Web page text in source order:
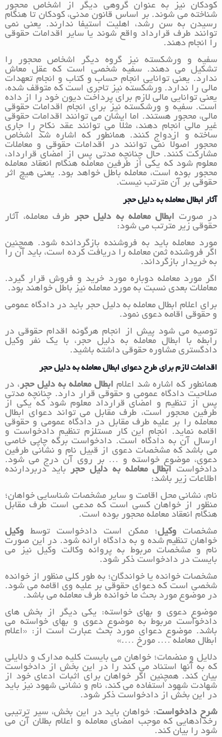
کودکان نیز به عنوان گروهی دیگر از اشخاص محجور
شناخته می شوند. بر اساس قانون مدنی، کودکان تا هنگام
رسیدن به سن رشد، اهلیت استیفا ندارند. یعنی نمی
توانند طرف قرارداد واقع شوند یا سایر اقدامات حقوقی
را انجام دهند.
سفیه و ورشکسته نیز گروه دیگر اشخاص محجور را
تشکیل می دهند. سفیه شخصی است که عقل معاش
ندارد. یعنی توانایی انجام حساب و کتاب و انجام تعهدات
مالی را ندارد. ورشکسته نیز تاجری است که متوقف شده،
یعنی توانایی مالی لازم برای پرداخت دیون خود را از داده
است. سفیه و ورشکسته نیز برای انجام اقدامات حقوقی
مالی، محجور هستند. اما ایشان می توانند اقدامات حقوقی
غیر مالی انجام دهند، مثلاً می توانند عقد نکاح را جاری
ساخته و ازدواج کنند. همانطور که اشاره شد اشخاص
محجور اصولاً نمی توانند در اقدامات حقوقی و معاملات
مشارکت کنند. حال چنانچه مدتی پس از امضای قرارداد،
معلوم شود که یکی از طرفین معامله هنگام انعقاد معامله
محجور بوده است، معامله باطل خواهد بود. یعنی هیچ اثر
حقوقی بر آن مترتب نیست.
آثار ابطال معامله به دلیل حجر
در صورت ابطال معامله به دلیل حجر طرف معامله، آثار
حقوقی زیر مترتب می شود:
مورد معامله باید به فروشنده بازگردانده شود. همچنین
اگر فروشنده ثمن معامله را دریافت کرده است، باید آن را
به خریدار بازگرداند.
اگر مورد معامله دوباره مورد خرید و فروش قرار گیرد.
معاملات بعدی نسبت به مورد معامله نیز باطل خواهند بود.
برای اعلام ابطال معامله به دلیل حجر باید در دادگاه عمومی
و حقوقی اقامه دعوی نمود.
توصیه می شود پیش از انجام هرگونه اقدام حقوقی در
رابطه با ابطال معامله به دلیل حجر، با یک نفر وکیل
دادگستری مشاوره حقوقی داشته باشید.
اقدامات لازم برای طرح دعوای ابطال معامله به دلیل حجر
همانطور که اشاره شد اعلام ابطال معامله به دلیل حجر ، در
صلاحیت دادگاه عمومی و حقوقی قرار دارد. چنانچه مدتی
پس از تنظیم و امضای قرارداد معلوم شود که یکی از
طرفین محجور است، طرف مقابل می تواند دعوای ابطال
معامله را بر علیه طرف مقابل در دادگاه عمومی و حقوقی
اقامه نماید. انجام این کار مستلزم تنظیم دادخواست و
ارسال آن به دادگاه است. دادخواست برگه چاپی خاصی
می باشد که مشخصات دعوی از قبیل نام و نشانی طرفین
دعوی، موضوع خواسته و … بر روی آن درج می شود.
دادخواست ابطال معامله به دلیل حجر باید دربردارنده
اطلاعات زیر باشد:
نام، نشانی محل اقامت و سایر مشخصات شناسایی خواهان؛
منظور از خواهان کسی است که مدعی است طرف مقابل
هنگام انعقاد معامله محجور بوده است.
مشخصات وکیل؛ ممکن است دادخواست توسط وکیل
خواهان تنظیم شده و به دادگاه ارائه شود. در این صورت
نام و مشخصات مربوط به پروانه وکالت وکیل نیز می
بایست در دادخواست ذکر شود.
مشخصات خوانده یا خواندگان؛ به طور کلی منظور از خوانده
شخصی است که دعوای حقوقی بر علیه وی اقامه می شود.
در موضوع مورد بحث ما خوانده طرف معامله می باشد.
موضوع دعوی و بهای خواسته: یکی دیگر از بخش های
دادخواست مربوط به موضوع دعوی و بهای خواسته می
باشد. موضوع دعوای مورد بحث عبارت است از: «اعلام
ابطال معامله …. مورخ ….»
دلایل و منضمات؛ خواهان می بایست کلیه مدارک و دلایلی
که به آنها استناد می کند را در این بخش از دادخواست
بیان کند. همچنین اگر خواهان برای اثبات ادعای خود از
شهادت شهود استفاده می کند، نام و نشانی شهود نیز باید
در این بخش از دادخواست ذکر شود.
شرح دادخواست: خواهان باید در این بخش، سیر ترتیبی
رخدادهایی که موجب امضای معامله و اعلام بطلان آن می
شود را بیان کند.